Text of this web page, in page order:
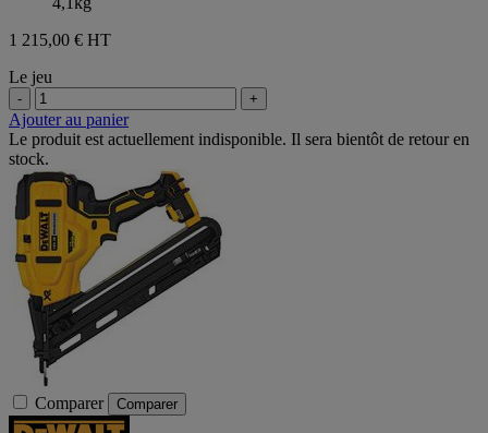
1 215,00 € HT
Le jeu
- +
Ajouter au panier
Le produit est actuellement indisponible. Il sera bientôt de retour en
stock.
Comparer Comparer